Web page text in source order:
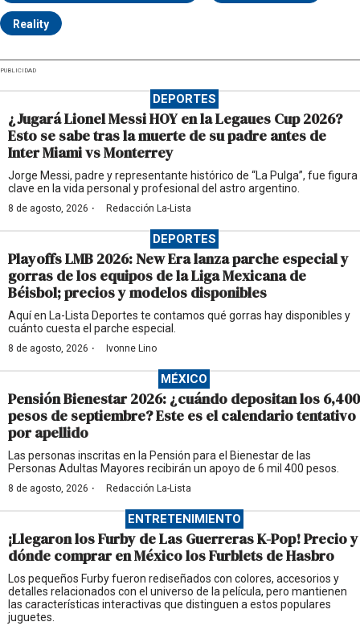
Reality
PUBLICIDAD
DEPORTES
¿Jugará Lionel Messi HOY en la Legaues Cup 2026?
Esto se sabe tras la muerte de su padre antes de
Inter Miami vs Monterrey
Jorge Messi, padre y representante histórico de “La Pulga”, fue figura
clave en la vida personal y profesional del astro argentino.
8 de agosto, 2026 · Redacción La-Lista
DEPORTES
Playoffs LMB 2026: New Era lanza parche especial y
gorras de los equipos de la Liga Mexicana de
Béisbol; precios y modelos disponibles
Aquí en La-Lista Deportes te contamos qué gorras hay disponibles y
cuánto cuesta el parche especial.
8 de agosto, 2026 · Ivonne Lino
MÉXICO
Pensión Bienestar 2026: ¿cuándo depositan los 6,400
pesos de septiembre? Este es el calendario tentativo
por apellido
Las personas inscritas en la Pensión para el Bienestar de las
Personas Adultas Mayores recibirán un apoyo de 6 mil 400 pesos.
8 de agosto, 2026 · Redacción La-Lista
ENTRETENIMIENTO
¡Llegaron los Furby de Las Guerreras K-Pop! Precio y
dónde comprar en México los Furblets de Hasbro
Los pequeños Furby fueron rediseñados con colores, accesorios y
detalles relacionados con el universo de la película, pero mantienen
las características interactivas que distinguen a estos populares
juguetes.